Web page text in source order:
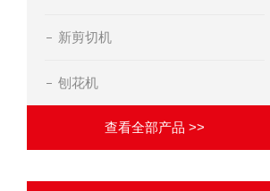
新剪切机
刨花机
查看全部产品 >>